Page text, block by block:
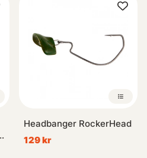
Headbanger RockerHead
129 kr